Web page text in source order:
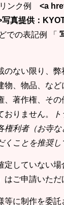
ンク例 <a
真提供：
での表記例 「
のない限り、弊
物、物品、な
、著作権、そ
おりません。
権利者（お寺
くことを推奨し
定していない場
はご申請いただ
等に制作を委託